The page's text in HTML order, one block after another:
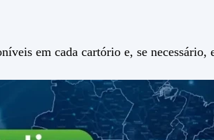
em cada cartório e, se